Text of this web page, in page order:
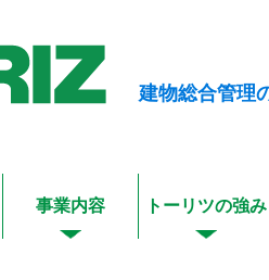
建物総合管理
事業内容 トーリツの強み